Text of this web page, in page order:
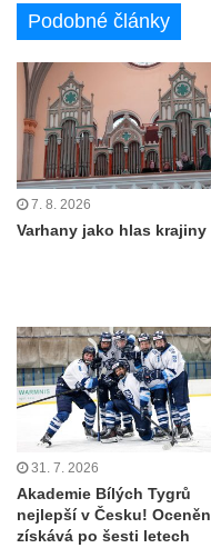
Podobné články
7. 8. 2026
Varhany jako hlas krajiny
31. 7. 2026
Akademie Bílých Tygrů
nejlepší v Česku!
získává po šesti letech